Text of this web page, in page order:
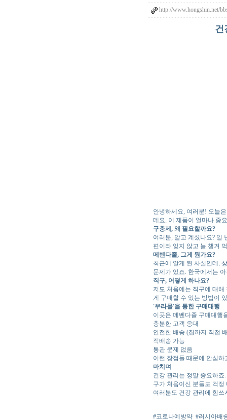
http://www.hongshin.net/
건
안녕하세요, 여러분! 오늘
데요, 이 제품이 얼마나 중
구충제, 왜 필요할까요?
여러분, 알고 계셨나요? 일
편이라 잊지 않고 늘 챙겨
메벤다졸, 그게 뭔가요?
최근에 알게 된 사실인데,
문제가 있죠. 한국에서는
직구, 어떻게 하나요?
저도 처음에는 직구에 대
게 구매할 수 있는 방법이
'우라몰'을 통한 구매대행
이곳은 메벤다졸 구매대행
충분한 고객 응대
안전한 배송 (집까지 직접
직배송 가능
통관 문제 없음
이런 장점들 때문에 안심
마치며
건강 관리는 정말 중요하
구가 처음이신 분들도 걱
여러분도 건강 관리에 힘
#코로나예방약 #러시아배